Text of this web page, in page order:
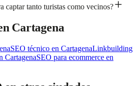
captar tanto turistas como vecinos?
Cartagena
SEO técnico en CartagenaLinkbuilding
CartagenaSEO para ecommerce en